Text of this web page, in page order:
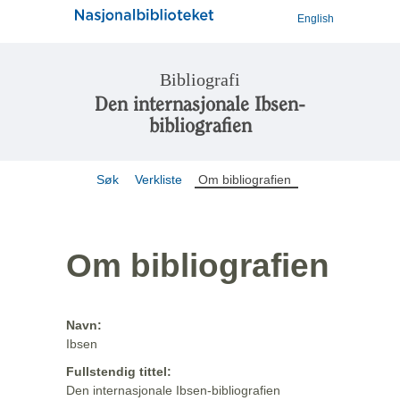
English
Bibliografi
Den internasjonale Ibsen-
bibliografien
Søk Verkliste Om bibliografien
Om bibliografien
Navn:
Ibsen
Fullstendig tittel:
Den internasjonale Ibsen-bibliografien